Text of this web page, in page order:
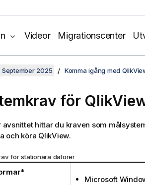
Videor Migrationscenter
September 2025 Komma igång med
för
avsnittet hittar du kraven som
och köra QlikView.
för stationära datorer
Microsoft